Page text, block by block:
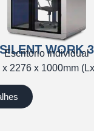
SILENT WORK 3
Escritório individual
x 2276 x 1000mm